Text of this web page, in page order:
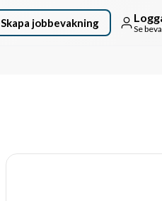
Skapa jobbevakning Se